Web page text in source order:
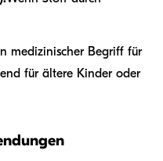
medizinischer Begriff für
für ältere Kinder oder